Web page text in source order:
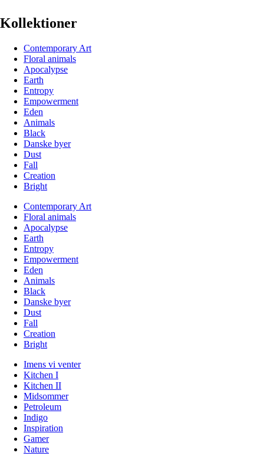
Kollektioner
Contemporary Art
Floral animals
Apocalypse
Earth
Entropy
Empowerment
Eden
Animals
Black
Danske byer
Dust
Fall
Creation
Bright
Contemporary Art
Floral animals
Apocalypse
Earth
Entropy
Empowerment
Eden
Animals
Black
Danske byer
Dust
Fall
Creation
Bright
Imens vi venter
Kitchen I
Kitchen II
Midsommer
Petroleum
Indigo
Inspiration
Gamer
Nature